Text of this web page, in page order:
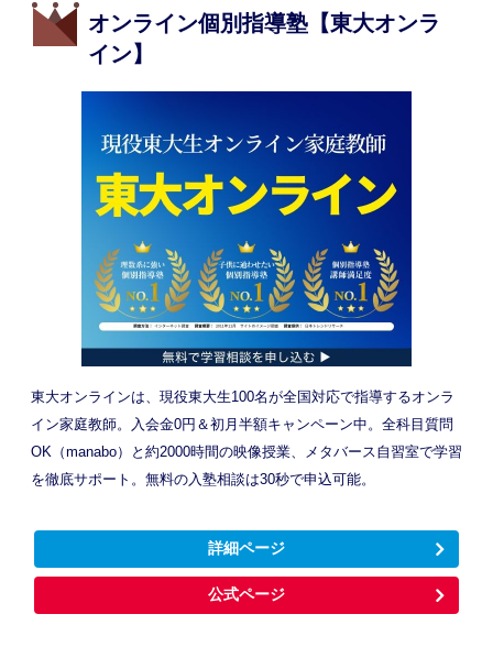
オンライン個別指導塾【東大オンラ
イン】
東大オンラインは、現役東大生100名が全国対応で指導するオンラ
イン家庭教師。入会金0円＆初月半額キャンペーン中。全科目質問
OK（manabo）と約2000時間の映像授業、メタバース自習室で学習
を徹底サポート。無料の入塾相談は30秒で申込可能。
詳細ページ
公式ページ